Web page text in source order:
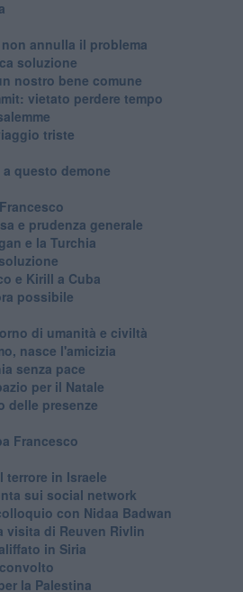
annulla il problema
soluzione
nostro bene comune
vietato perdere tempo
triste
questo demone
e prudenza generale
e la Turchia
e Kirill a Cuba
possibile
di umanità e civiltà
nasce l'amicizia
senza pace
per il Natale
delle presenze
Francesco
terrore in Israele
sui social network
con Nidaa Badwan
visita di Reuven Rivlin
in Siria
la Palestina